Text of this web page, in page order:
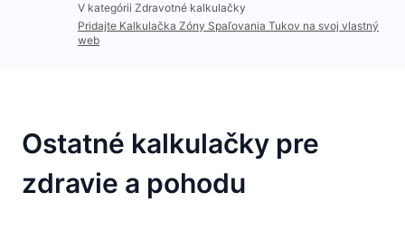
V kategórii Zdravotné kalkulačky
Pridajte Kalkulačka Zóny Spaľovania Tukov na svoj vlastný
web
Ostatné kalkulačky pre
zdravie a pohodu